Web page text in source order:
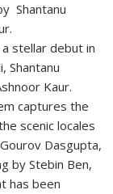
Shantanu
stellar debut in
Shantanu
Kaur.
captures the
scenic locales
Dasgupta,
by Stebin Ben,
has been